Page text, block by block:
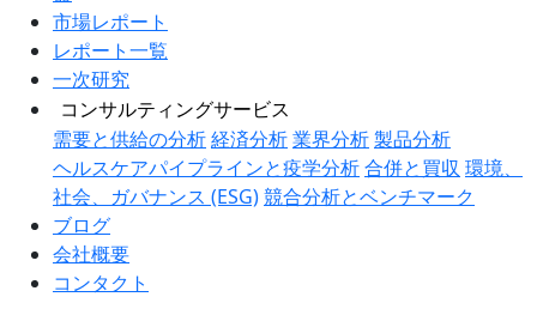
市場レポート
レポート一覧
一次研究
コンサルティングサービス
需要と供給の分析経済分析業界分析製品分析
ヘルスケアパイプラインと疫学分析合併と買収 環境、
社会、ガバナンス (ESG)競合分析とベンチマーク
ブログ
会社概要
コンタクト